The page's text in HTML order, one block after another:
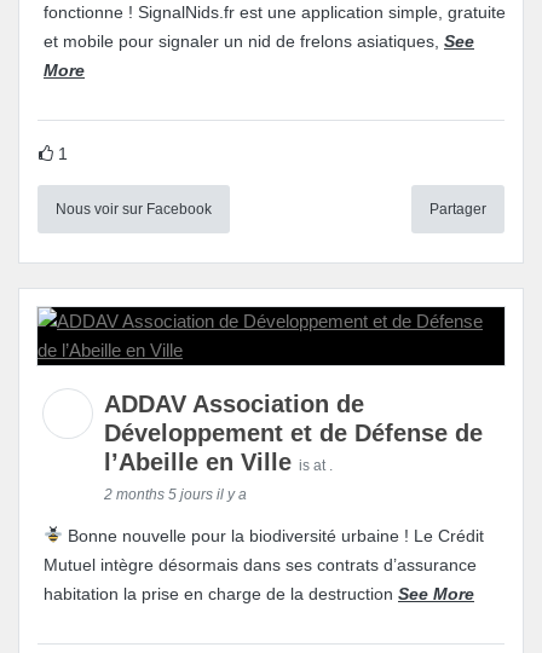
fonctionne ! SignalNids.fr est une application simple, gratuite
et mobile pour signaler un nid de frelons asiatiques, See
More
1
Nous voir sur Facebook Partager
ADDAV Association de
Développement et de Défense de
l’Abeille en Ville is at .
2 months 5 jours il y a
Bonne nouvelle pour la biodiversité urbaine ! Le Crédit
Mutuel intègre désormais dans ses contrats d’assurance
habitation la prise en charge de la destruction See More